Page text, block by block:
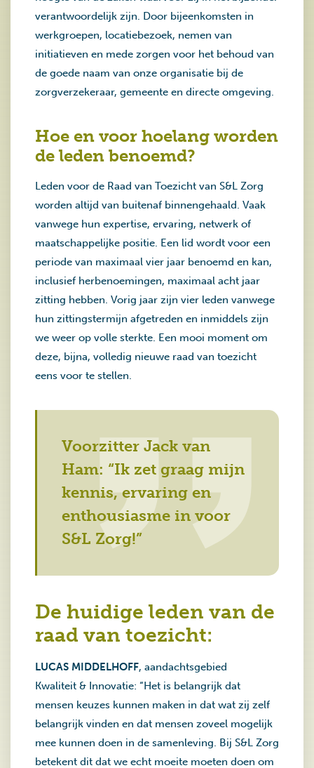
verantwoordelijk zijn. Door bijeenkomsten in
werkgroepen, locatiebezoek, nemen van
initiatieven en mede zorgen voor het behoud van
de goede naam van onze organisatie bij de
zorgverzekeraar, gemeente en directe omgeving.
Hoe en voor hoelang worden
de leden benoemd?
Leden voor de Raad van Toezicht van S&L Zorg
worden altijd van buitenaf binnengehaald. Vaak
vanwege hun expertise, ervaring, netwerk of
maatschappelijke positie. Een lid wordt voor een
periode van maximaal vier jaar benoemd en kan,
inclusief herbenoemingen, maximaal acht jaar
zitting hebben. Vorig jaar zijn vier leden vanwege
hun zittingstermijn afgetreden en inmiddels zijn
we weer op volle sterkte. Een mooi moment om
deze, bijna, volledig nieuwe raad van toezicht
eens voor te stellen.
Voorzitter Jack van
Ham: “Ik zet graag mijn
kennis, ervaring en
enthousiasme in voor
S&L Zorg!”
De huidige leden van de
raad van toezicht:
LUCAS MIDDELHOFF, aandachtsgebied
Kwaliteit & Innovatie: “Het is belangrijk dat
mensen keuzes kunnen maken in dat wat zij zelf
belangrijk vinden en dat mensen zoveel mogelijk
mee kunnen doen in de samenleving. Bij S&L Zorg
betekent dit dat we echt moeite moeten doen om